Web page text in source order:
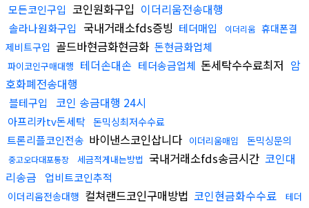
모든코인구입 코인원화구입 이더리움전송대행
솔라나원화구입 국내거래소fds증빙 테더매입 이더리움 휴대폰결
제비트구입 골드바현금화현금화 돈현금화업체
파이코인구매대행 테더손대손 테더송금업체 돈세탁수수료최저 암
호화폐전송대행
블테구입 코인 송금대행 24시
아프리카tv돈세탁 돈믹싱최저수수료
트론리플코인전송 바이낸스코인삽니다 이더리움매입 돈믹싱문의
중고오다대포통장 세금적게내는방법 국내거래소fds송금시간 코인대
리송금
업비트코인추적
이더리움전송대행 컬쳐랜드코인구매방법 코인현금화수수료
테더